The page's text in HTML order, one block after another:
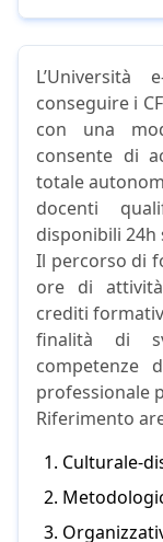
L’Università
conseguire i
con una
consente di
totale
docenti
disponibili 24h
Il percorso di
ore di
crediti
finalità di
competenze
professionale
Riferimento
Culturale-